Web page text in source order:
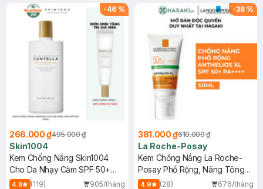
25ml (SL Có Hạn)
-46 %
266.000 ₫495.000 ₫
Skin1004
Kem Chống Nắng Skin1004
Cho Da Nhạy Cảm SPF 50+
50ml
4.8 (119)
905/tháng
-38 %
381.000 ₫610.000 ₫
La Roche-Posay
Kem Chống Nắng La Roche-
Posay Phổ Rộng, Nâng Tông
Kiềm Dầu 50ml
4.9 (28)
676/tháng